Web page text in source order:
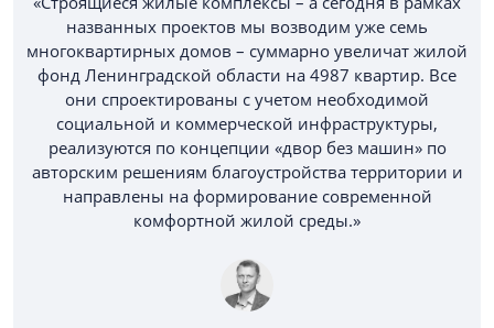
названных проектов мы возводим уже семь
многоквартирных домов – суммарно увеличат жилой
фонд Ленинградской области на 4987 квартир. Все
они спроектированы с учетом необходимой
социальной и коммерческой инфраструктуры,
реализуются по концепции «двор без машин» по
авторским решениям благоустройства территории и
направлены на формирование современной
комфортной жилой среды.»